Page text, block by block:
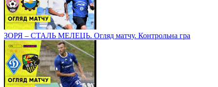
ЗОРЯ – СТАЛЬ МЕЛЕЦЬ. Огляд матчу. Контрольна гра